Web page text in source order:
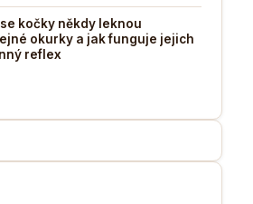
kočky někdy leknou
okurky a jak funguje jejich
reflex